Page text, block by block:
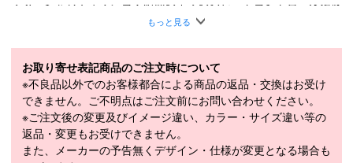
れています。コブを一つ一つ回し込みながら滑ることで、今まであ
みが生まれてくるため、自然な回転を導いてくれます。「あれ！簡
単に回っちゃった」なんて感覚が生まれてくるはずです。エッジは
板のフレックスを阻害しないようにステンレスクラックドエッジを
採用。また、スキーの芯材に軽量ウッドを使用し、軽量化を図りま
した。（167cmの場合、従来のウッドより片方で140g軽くなりま
した。）コブ斜面はもちろん、整地斜面でのスキートレーニングに
も最適な１台です。スローライドモーグルを履き、今までにないス
もっと見る
お取り寄せ表記商品のご注文時について
※不良品以外でのお客様都合による商品の返品・交換はお受け
できません。ご不明点はご注文前にお問い合わせください。
※ご注文後の変更及びイメージ違い、カラー・サイズ違い等の
返品・変更もお受けできません。
また、メーカーの予告無くデザイン・仕様が変更となる場合も